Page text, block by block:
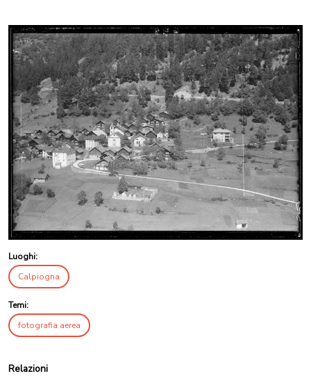
Luoghi:
Calpiogna
Temi:
fotografia aerea
Relazioni